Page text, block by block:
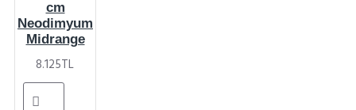
cm
Neodimyum
Midrange
8.125TL